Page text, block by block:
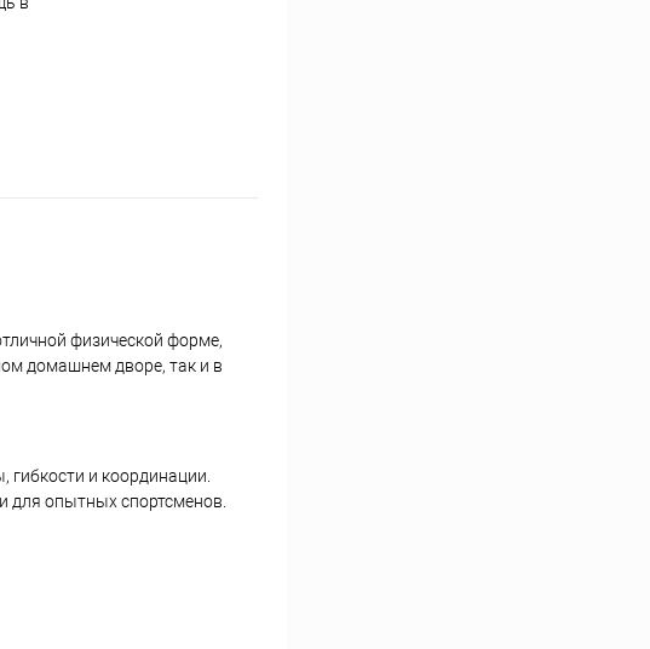
физической форме,
домашнем дворе, так и в
и координации.
для опытных спортсменов.